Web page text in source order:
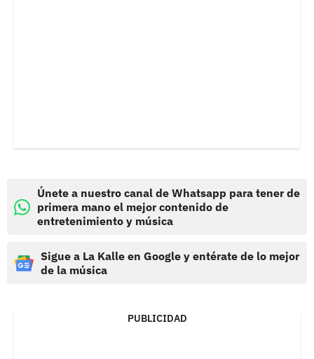
Únete a nuestro canal de Whatsapp para tener de
primera mano el mejor contenido de
entretenimiento y música
Sigue a La Kalle en Google y entérate de lo mejor
de la música
PUBLICIDAD